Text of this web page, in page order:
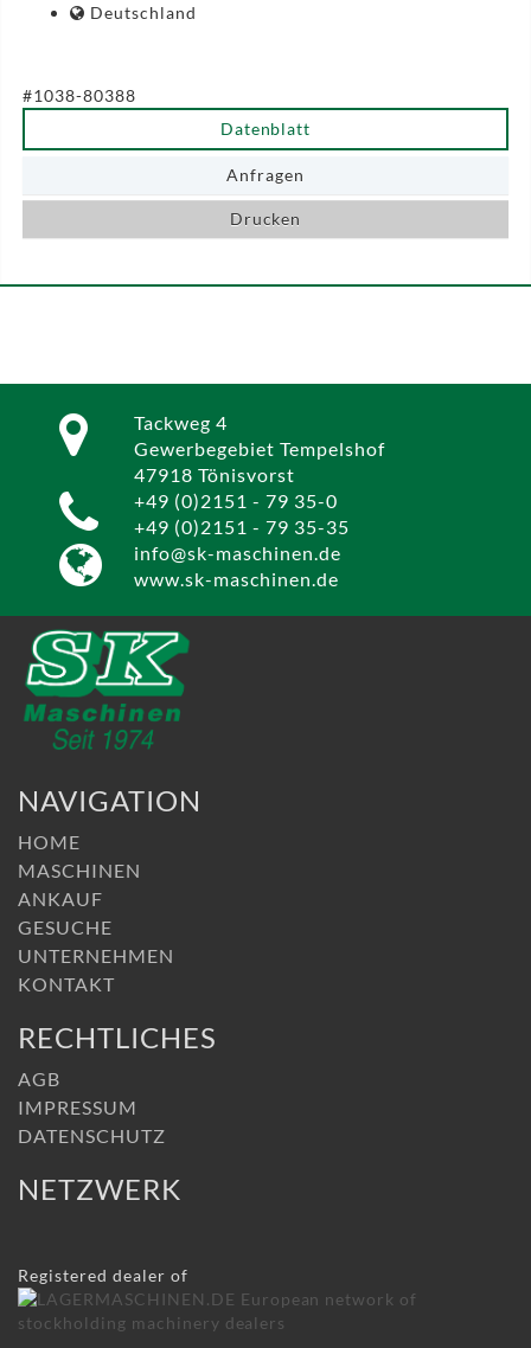
Deutschland
#1038-80388
Datenblatt
Anfragen
Drucken
Tackweg 4
Gewerbegebiet Tempelshof
47918 Tönisvorst
+49 (0)2151 - 79 35-0
+49 (0)2151 - 79 35-35
info@sk-maschinen.de
www.sk-maschinen.de
NAVIGATION
HOME
MASCHINEN
ANKAUF
GESUCHE
UNTERNEHMEN
KONTAKT
RECHTLICHES
AGB
IMPRESSUM
DATENSCHUTZ
NETZWERK
Registered dealer of